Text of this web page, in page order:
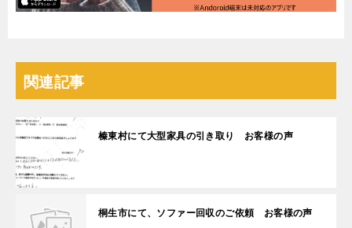
関連記事
榛東村にて大型家具の引き取り お客様の声
桐生市にて、ソファー回収のご依頼 お客様の声